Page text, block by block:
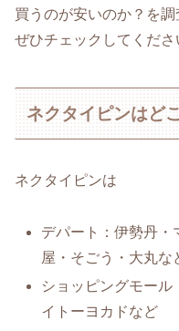
買うのが安いのか？を
ぜひチェックしてくださ
ネクタイピンはど
ネクタイピンは
デパート：伊勢丹・
屋・そごう・大丸な
ショッピングモール
イトーヨカドなど